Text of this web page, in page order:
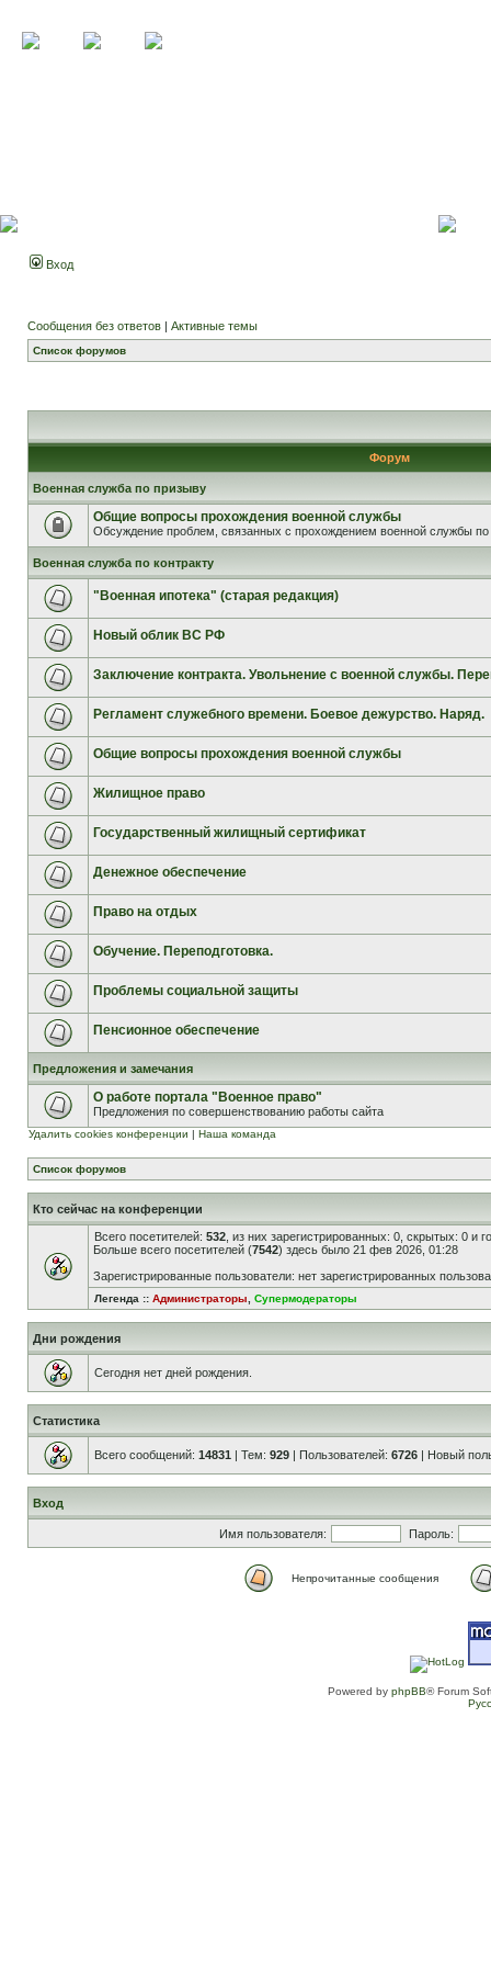
Вход
Сообщения без ответов | Активные темы
Список форумов
Форум
Военная служба по призыву
Общие вопросы прохождения военной службы
Обсуждение проблем, связанных с прохождением военной службы по
Военная служба по контракту
"Военная ипотека" (старая редакция)
Новый облик ВС РФ
Заключение контракта. Увольнение с военной службы.
Регламент служебного времени. Боевое дежурство. Наряд.
Общие вопросы прохождения военной службы
Жилищное право
Государственный жилищный сертификат
Денежное обеспечение
Право на отдых
Обучение. Переподготовка.
Проблемы социальной защиты
Пенсионное обеспечение
Предложения и замечания
О работе портала "Военное право"
Предложения по совершенствованию работы сайта
Удалить cookies конференции | Наша команда
Список форумов
Кто сейчас на конференции
Всего посетителей: 532 , из них зарегистрированных: 0, скрытых: 0 и
Больше всего посетителей (7542) здесь было 21 фев 2026, 01:28
Зарегистрированные пользователи: нет зарегистрированных
Легенда :: Администраторы Супермодераторы
Дни рождения
Сегодня нет дней рождения.
Статистика
Всего сообщений: 14831 | Тем: 929 | Пользователей: 6726 | Новый
Вход
Имя пользователя: Пароль:
Непрочитанные сообщения
Powered by phpBB® Forum